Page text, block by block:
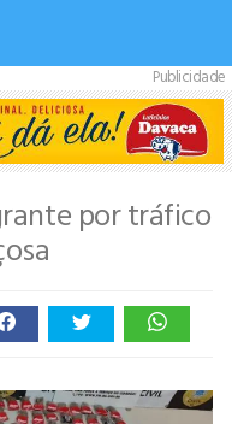
Publicidade
por tráfico